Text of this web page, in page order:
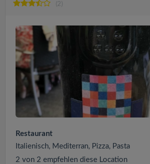
(2)
Restaurant
Italienisch, Mediterran, Pizza, Pasta
2 von 2 empfehlen diese Location